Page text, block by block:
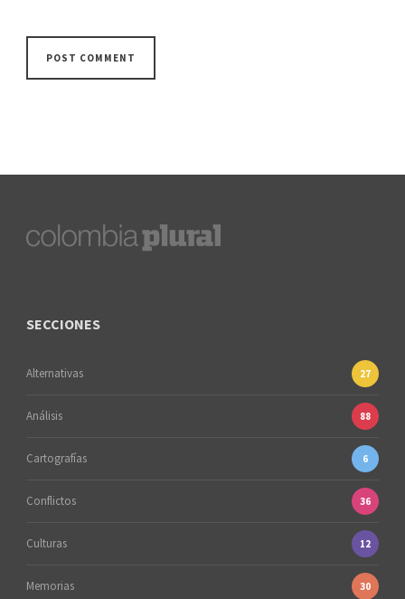
SECCIONES
Alternativas 27
Análisis 88
Cartografías 6
Conflictos 36
Culturas 12
Memorias 30